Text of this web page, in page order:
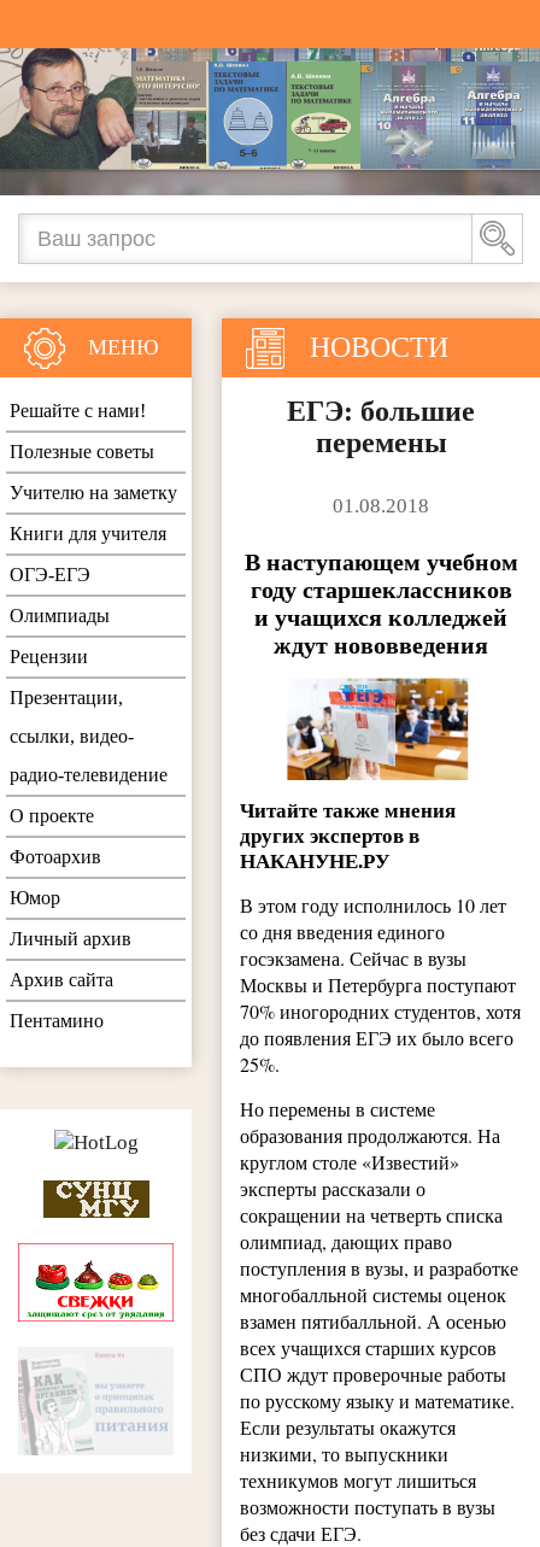
НОВОСТИ
ЕГЭ: большие
перемены
01.08.2018
В наступающем учебном
году старшеклассников
и учащихся колледжей
ждут нововведения
Читайте также мнения
других экспертов в
НАКАНУНЕ.РУ
В этом году исполнилось 10 лет
со дня введения единого
госэкзамена. Сейчас в вузы
Москвы и Петербурга поступают
70% иногородних студентов, хотя
до появления ЕГЭ их было всего
25%.
Но перемены в системе
образования продолжаются. На
круглом столе «Известий»
эксперты рассказали о
сокращении на четверть списка
олимпиад, дающих право
поступления в вузы, и разработке
многобалльной системы оценок
взамен пятибалльной. А осенью
всех учащихся старших курсов
СПО ждут проверочные работы
по русскому языку и математике.
Если результаты окажутся
низкими, то выпускники
техникумов могут лишиться
возможности поступать в вузы
без сдачи ЕГЭ.
МЕНЮ
Решайте с нами!
Полезные советы
Учителю на заметку
Книги для учителя
ОГЭ-ЕГЭ
Олимпиады
Рецензии
Презентации,
ссылки, видео-
радио-телевидение
О проекте
Фотоархив
Юмор
Личный архив
Архив сайта
Пентамино